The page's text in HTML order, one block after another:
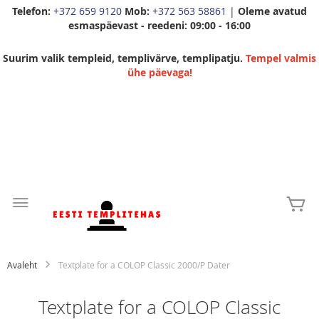
Telefon: +372 659 9120 Mob: +372 563 58861 | Oleme avatud
esmaspäevast - reedeni: 09:00 - 16:00
Suurim valik templeid, templivärve, templipatju. Tempel valmis
ühe päevaga!
Content
Avaleht Textplate for a COLOP Classic 2000/P Dater
Textplate for a COLOP Classic